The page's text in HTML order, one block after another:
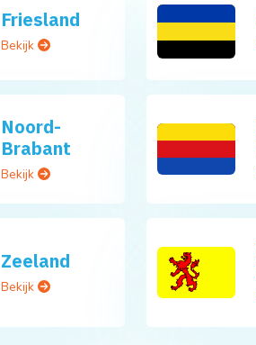
Friesland
Bekijk
Noord-
Brabant
Bekijk
Zeeland
Bekijk